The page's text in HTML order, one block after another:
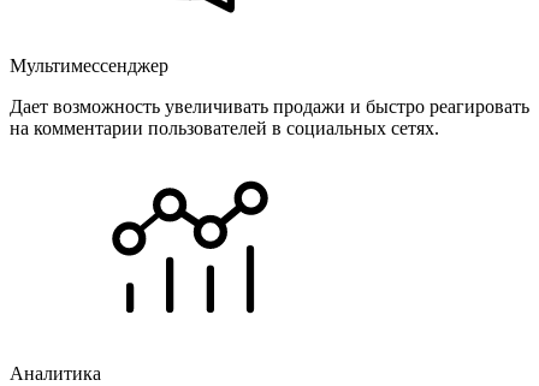
Мультимессенджер
Дает возможность увеличивать продажи и быстро реагировать
на комментарии пользователей в социальных сетях.
Аналитика